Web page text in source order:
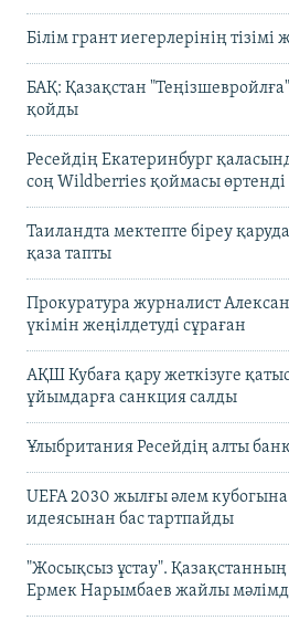
Білім грант иегерлерінің
БАҚ: Қазақстан
қойды
Ресейдің Екатеринбург
соң Wildberries қоймасы өртенді
Таиландта мектепте біреу
қаза тапты
Прокуратура журналист
үкімін жеңілдетуді сұраған
АҚШ Кубаға қару жеткізуге
ұйымдарға санкция салды
Ұлыбритания Ресейдің алты
UEFA 2030 жылғы әлем
идеясынан бас тартпайды
"Жосықсыз ұстау".
Ермек Нарымбаев жайлы